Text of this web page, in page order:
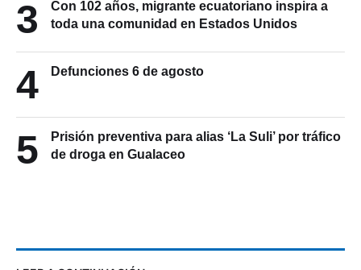
3
Con 102 años, migrante ecuatoriano inspira a
toda una comunidad en Estados Unidos
4 Defunciones 6 de agosto
5
Prisión preventiva para alias ‘La Suli’ por tráfico
de droga en Gualaceo